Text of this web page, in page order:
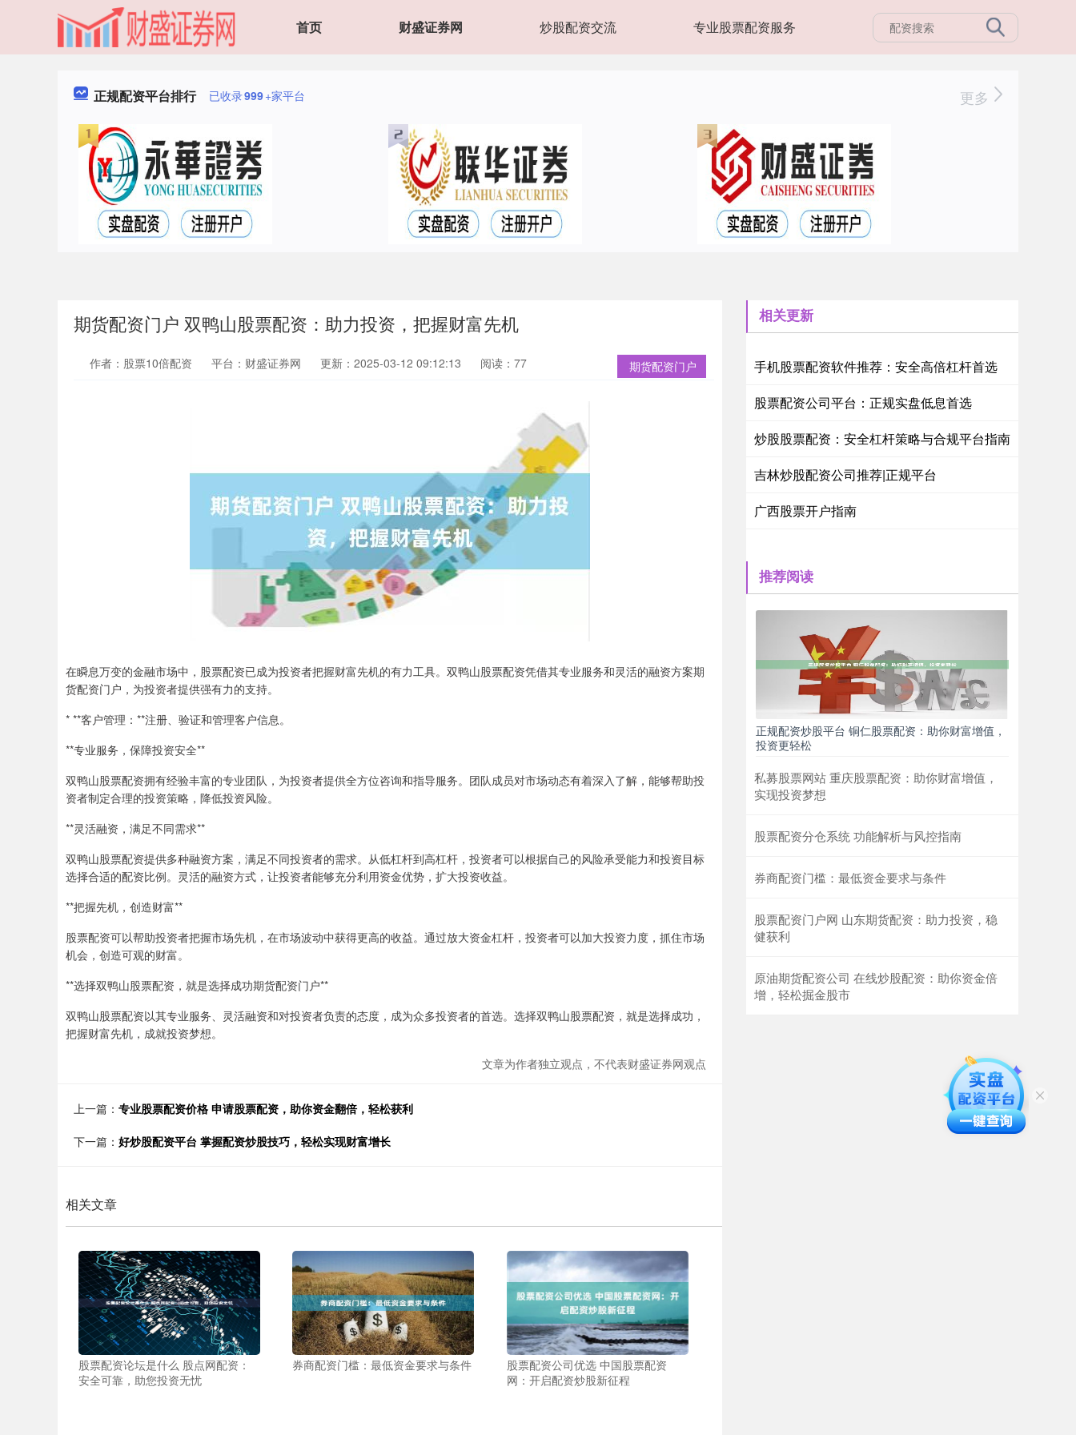
首页 财盛证券网 炒股配资交流 专业股票配资服务
正规配资平台排行 已收录999+家平台 更多
期货配资门户 双鸭山股票配资：助力投资，把握财富先机
期货配资门户
作者：股票10倍配资 平台：财盛证券网 更新：2025-03-12 09:12:13 阅读：77
在瞬息万变的金融市场中，股票配资已成为投资者把握财富先机的有力工具。双鸭山股票配资凭借其专业服务和灵活的融资方案期
货配资门户，为投资者提供强有力的支持。
* **客户管理：**注册、验证和管理客户信息。
**专业服务，保障投资安全**
双鸭山股票配资拥有经验丰富的专业团队，为投资者提供全方位咨询和指导服务。团队成员对市场动态有着深入了解，能够帮助投
资者制定合理的投资策略，降低投资风险。
**灵活融资，满足不同需求**
双鸭山股票配资提供多种融资方案，满足不同投资者的需求。从低杠杆到高杠杆，投资者可以根据自己的风险承受能力和投资目标
选择合适的配资比例。灵活的融资方式，让投资者能够充分利用资金优势，扩大投资收益。
**把握先机，创造财富**
股票配资可以帮助投资者把握市场先机，在市场波动中获得更高的收益。通过放大资金杠杆，投资者可以加大投资力度，抓住市场
机会，创造可观的财富。
**选择双鸭山股票配资，就是选择成功期货配资门户**
双鸭山股票配资以其专业服务、灵活融资和对投资者负责的态度，成为众多投资者的首选。选择双鸭山股票配资，就是选择成功，
把握财富先机，成就投资梦想。
文章为作者独立观点，不代表财盛证券网观点
上一篇： 专业股票配资价格 申请股票配资，助你资金翻倍，轻松获利
下一篇： 好炒股配资平台 掌握配资炒股技巧，轻松实现财富增长
相关文章
股票配资论坛是什么 股点网配资：
安全可靠，助您投资无忧
券商配资门槛：最低资金要求与条件
股票配资公司优选 中国股票配资
网：开启配资炒股新征程
相关更新
手机股票配资软件推荐：安全高倍杠杆首选
股票配资公司平台：正规实盘低息首选
炒股股票配资：安全杠杆策略与合规平台指南
吉林炒股配资公司推荐|正规平台
广西股票开户指南
推荐阅读
正规配资炒股平台 铜仁股票配资：助你财富增值，
投资更轻松
私募股票网站 重庆股票配资：助你财富增值，
实现投资梦想
股票配资分仓系统 功能解析与风控指南
券商配资门槛：最低资金要求与条件
股票配资门户网 山东期货配资：助力投资，稳
健获利
原油期货配资公司 在线炒股配资：助你资金倍
增，轻松掘金股市